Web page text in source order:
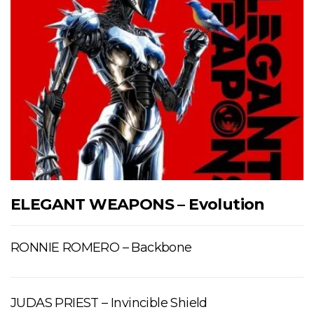
ELEGANT WEAPONS – Evolution
RONNIE ROMERO – Backbone
JUDAS PRIEST – Invincible Shield